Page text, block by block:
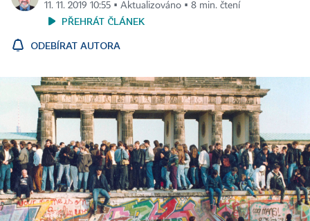
11. 11. 2019 10:55 ▪ Aktualizováno ▪ 8 min. čtení
PŘEHRÁT ČLÁNEK
ODEBÍRAT AUTORA